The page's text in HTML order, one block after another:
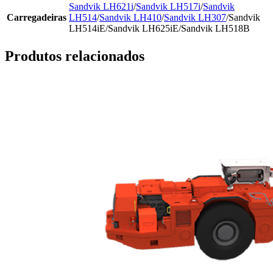
Carregadeiras
Sandvik LH621i/Sandvik LH517i/Sandvik
LH514/Sandvik LH410/Sandvik LH307/Sandvik
LH514iE/Sandvik LH625iE/Sandvik LH518B
Produtos relacionados